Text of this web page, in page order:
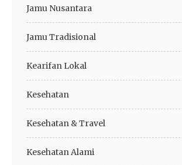
Jamu Nusantara
Jamu Tradisional
Kearifan Lokal
Kesehatan
Kesehatan & Travel
Kesehatan Alami